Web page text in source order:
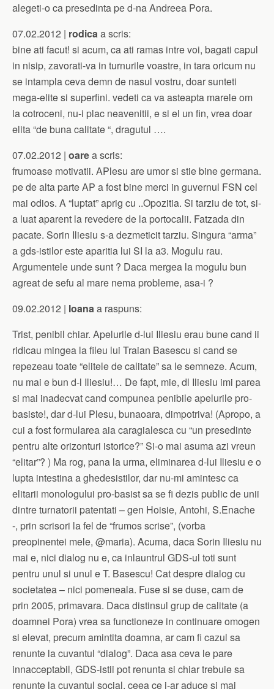
alegeti-o ca presedinta pe d-na Andreea Pora.
07.02.2012 | rodicaa scris:
bine ati facut! si acum, ca ati ramas intre voi, bagati capul
in nisip, zavorati-va in turnurile voastre, in tara oricum nu
se intampla ceva demn de nasul vostru, doar sunteti
mega-elite si superfini. vedeti ca va asteapta marele om
la cotroceni, nu-i plac neavenitii, e si el un fin, vrea doar
elita “de buna calitate “, dragutul ….
07.02.2012 | oarea scris:
frumoase motivatii. APlesu are umor si stie bine germana.
pe de alta parte AP a fost bine merci in guvernul FSN cel
mai odios. A “luptat” aprig cu ..Opozitia. Si tarziu de tot, si-
a luat aparent la revedere de la portocalii. Fatzada din
pacate. Sorin Iliesiu s-a dezmeticit tarziu. Singura “arma”
a gds-istilor este aparitia lui SI la a3. Mogulu rau.
Argumentele unde sunt ? Daca mergea la mogulu bun
agreat de sefu al mare nema probleme, asa-i ?
09.02.2012 | Ioanaa raspuns:
Trist, penibil chiar. Apelurile d-lui Iliesiu erau bune cand ii
ridicau mingea la fileu lui Traian Basescu si cand se
repezeau toate “elitele de calitate” sa le semneze. Acum,
nu mai e bun d-l Iliesiu!… De fapt, mie, dl Iliesiu imi parea
si mai inadecvat cand compunea penibile apelurile pro-
basiste!, dar d-lui Plesu, bunaoara, dimpotriva! (Apropo, a
cui a fost formularea aia caragialesca cu “un presedinte
pentru alte orizonturi istorice?” Si-o mai asuma azi vreun
“elitar”? ) Ma rog, pana la urma, eliminarea d-lui Iliesiu e o
lupta intestina a ghedesistilor, dar nu-mi amintesc ca
elitarii monologului pro-basist sa se fi dezis public de unii
dintre turnatorii patentati – gen Hoisie, Antohi, S.Enache
-, prin scrisori la fel de “frumos scrise”, (vorba
preopinentei mele, @maria). Acuma, daca Sorin Iliesiu nu
mai e, nici dialog nu e, ca inlauntrul GDS-ul toti sunt
pentru unul si unul e T. Basescu! Cat despre dialog cu
societatea – nici pomeneala. Fuse si se duse, cam de
prin 2005, primavara. Daca distinsul grup de calitate (a
doamnei Pora) vrea sa functioneze in continuare omogen
si elevat, precum amintita doamna, ar cam fi cazul sa
renunte la cuvantul “dialog”. Daca asa ceva le pare
innacceptabil, GDS-istii pot renunta si chiar trebuie sa
renunte la cuvantul social, ceea ce i-ar aduce si mai